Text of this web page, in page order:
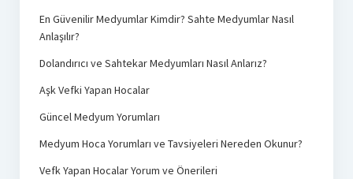
En Güvenilir Medyumlar Kimdir? Sahte Medyumlar Nasıl
Anlaşılır?
Dolandırıcı ve Sahtekar Medyumları Nasıl Anlarız?
Aşk Vefki Yapan Hocalar
Güncel Medyum Yorumları
Medyum Hoca Yorumları ve Tavsiyeleri Nereden Okunur?
Vefk Yapan Hocalar Yorum ve Önerileri